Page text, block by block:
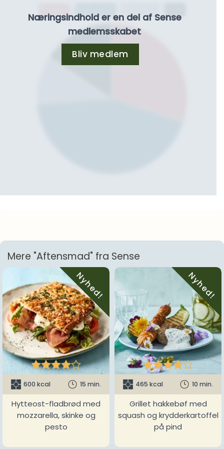
Næringsindhold er en del af Sense
medlemsskabet
Bliv medlem
Mere "Aftensmad" fra Sense
Nyhed!

600 kcal 15 min.
Hytteost-fladbrød med
mozzarella, skinke og
pesto
Nyhed!

465 kcal 10 min.
Grillet hakkebøf med
squash og krydderkartoffel
på pind